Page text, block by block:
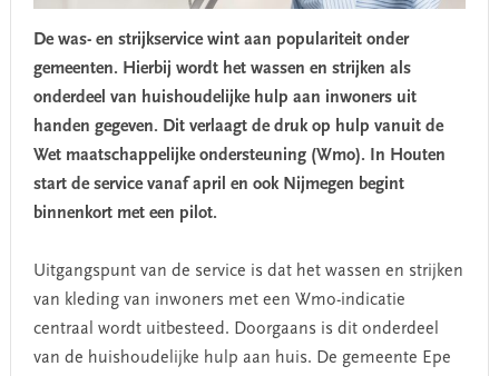
De was- en strijkservice wint aan populariteit onder
gemeenten. Hierbij wordt het wassen en strijken als
onderdeel van huishoudelijke hulp aan inwoners uit
handen gegeven. Dit verlaagt de druk op hulp vanuit de
Wet maatschappelijke ondersteuning (Wmo). In Houten
start de service vanaf april en ook Nijmegen begint
binnenkort met een pilot.
Uitgangspunt van de service is dat het wassen en strijken
van kleding van inwoners met een Wmo-indicatie
centraal wordt uitbesteed. Doorgaans is dit onderdeel
van de huishoudelijke hulp aan huis. De gemeente Epe